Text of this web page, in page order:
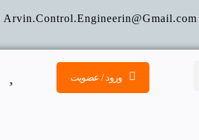
Arvin.Control.Engineerin@Gmail.com
ورود / عضویت